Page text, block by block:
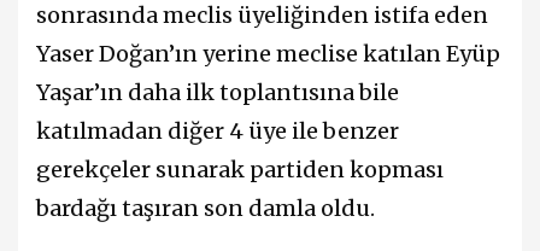
sonrasında meclis üyeliğinden istifa eden
Yaser Doğan’ın yerine meclise katılan Eyüp
Yaşar’ın daha ilk toplantısına bile
katılmadan diğer 4 üye ile benzer
gerekçeler sunarak partiden kopması
bardağı taşıran son damla oldu.